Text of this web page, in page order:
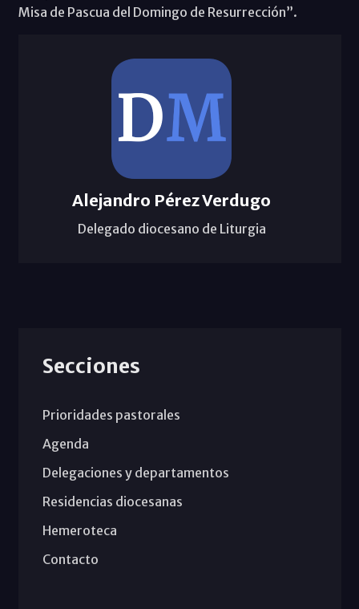
Misa de Pascua del Domingo de Resurrección”.
Alejandro Pérez Verdugo
Delegado diocesano de Liturgia
Secciones
Prioridades pastorales
Agenda
Delegaciones y departamentos
Residencias diocesanas
Hemeroteca
Contacto